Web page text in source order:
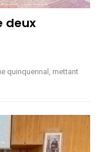
deux
quinquennal, mettant